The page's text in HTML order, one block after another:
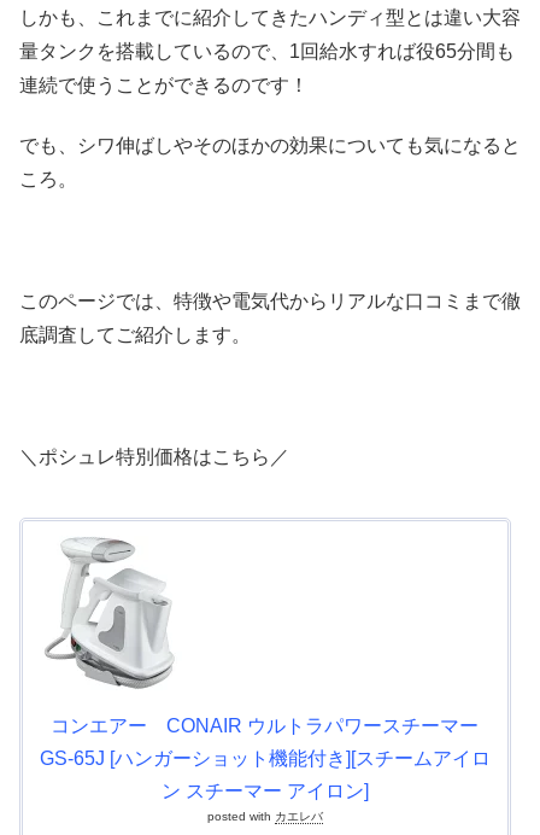
しかも、これまでに紹介してきたハンディ型とは違い大容
量タンクを搭載しているので、1回給水すれば役65分間も
連続で使うことができるのです！
でも、シワ伸ばしやそのほかの効果についても気になると
ころ。
このページでは、特徴や電気代からリアルな口コミまで徹
底調査してご紹介します。
＼ポシュレ特別価格はこちら／
コンエアー CONAIR ウルトラパワースチーマー
GS-65J [ハンガーショット機能付き][スチームアイロ
ン スチーマー アイロン]
posted with カエレバ